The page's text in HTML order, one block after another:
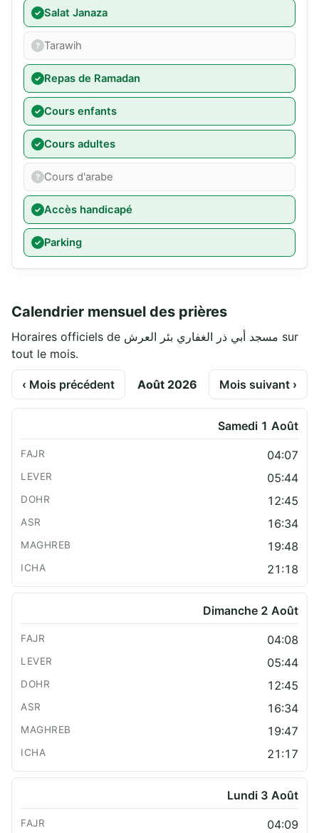
Salat Janaza
Tarawih
Repas de Ramadan
Cours enfants
Cours adultes
Cours d'arabe
Accès handicapé
Parking
Calendrier mensuel des prières
Horaires officiels de مسجد أبي ذر الغفاري بئر العرش sur
tout le mois.
‹ Mois précédent Août 2026 Mois suivant ›
Samedi 1 Août
04:07
05:44
12:45
16:34
19:48
21:18
Dimanche 2 Août
04:08
05:44
12:45
16:34
19:47
21:17
Lundi 3 Août
04:09